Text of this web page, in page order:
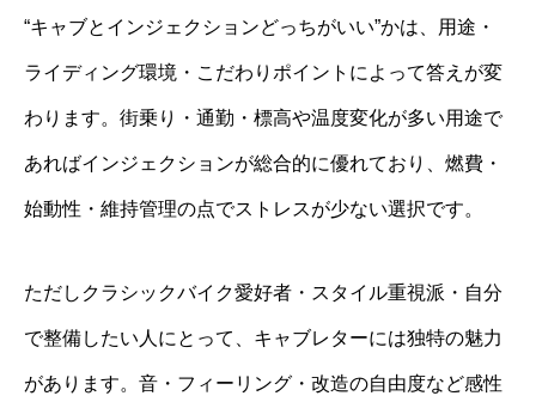
“キャブとインジェクションどっちがいい”かは、用途・
ライディング環境・こだわりポイントによって答えが変
わります。街乗り・通勤・標高や温度変化が多い用途で
あればインジェクションが総合的に優れており、燃費・
始動性・維持管理の点でストレスが少ない選択です。
ただしクラシックバイク愛好者・スタイル重視派・自分
で整備したい人にとって、キャブレターには独特の魅力
があります。音・フィーリング・改造の自由度など感性